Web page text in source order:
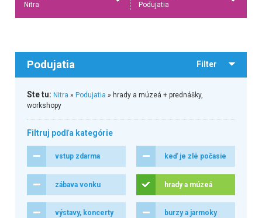
Nitra Podujatia
Podujatia Filter
Ste tu: Nitra » Podujatia » hrady a múzeá + prednášky,
workshopy
Filtruj podľa kategórie
vstup zdarma keď je zlé počasie
zábava vonku hrady a múzeá
výstavy, koncerty burzy a jarmoky